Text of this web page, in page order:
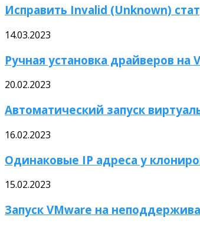
Исправить Invalid (Unknown)
14.03.2023
Ручная установка драйверов на
20.02.2023
Автоматический запуск
16.02.2023
Одинаковые IP адреса у
15.02.2023
Запуск VMware на